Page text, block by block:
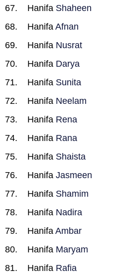
Hanifa Shaheen
Hanifa Afnan
Hanifa Nusrat
Hanifa Darya
Hanifa Sunita
Hanifa Neelam
Hanifa Rena
Hanifa Rana
Hanifa Shaista
Hanifa Jasmeen
Hanifa Shamim
Hanifa Nadira
Hanifa Ambar
Hanifa Maryam
Hanifa Rafia